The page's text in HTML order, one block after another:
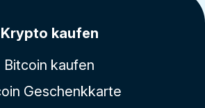
Krypto kaufen
Bitcoin kaufen
Geschenkkarte